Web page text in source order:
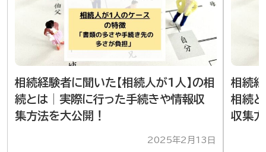
相続経験者に聞いた【相続人が1人】の相
続とは│実際に行った手続きや情報収
集方法を大公開！
2025年2月13日
相続
相続
収集